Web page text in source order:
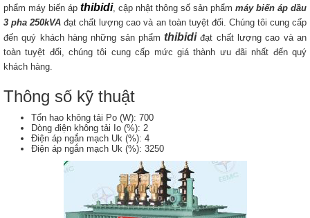
phẩm máy biến áp thibidi, cập nhật thông số sản phẩm máy biến áp dầu
3 pha 250kVA đạt chất lượng cao và an toàn tuyệt đối. Chúng tôi cung cấp
đến quý khách hàng những sản phẩmthibidiđạt chất lượng cao và an
toàn tuyệt đối, chúng tôi cung cấp mức giá thành ưu đãi nhất đến quý
khách hàng.
Thông số kỹ thuật
Tổn hao không tải Po (W): 700
Dòng điện không tải Io (%): 2
Điện áp ngắn mạch Uk (%): 4
Điện áp ngắn mạch Uk (%): 3250